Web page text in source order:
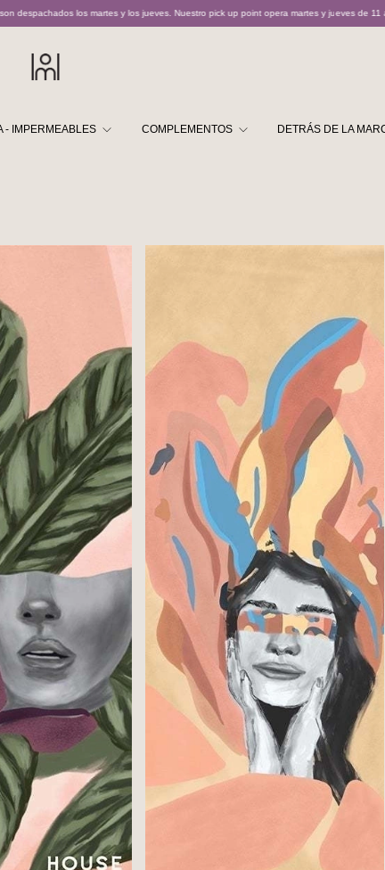
martes y los jueves. Nuestro pick up point opera martes y jueves de 11 a 16hs sin
- IMPERMEABLES COMPLEMENTOS DETRÁS DE LA